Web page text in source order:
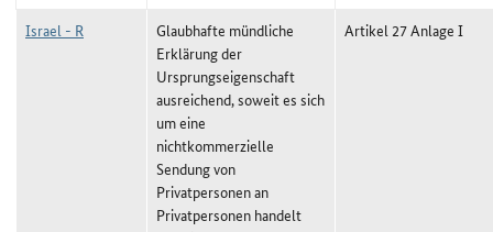
Israel - R
Glaubhafte mündliche
Erklärung der
Ursprungseigenschaft
ausreichend, soweit es sich
um eine
nichtkommerzielle
Sendung von
Privatpersonen an
Privatpersonen handelt
Artikel 27 Anlage I